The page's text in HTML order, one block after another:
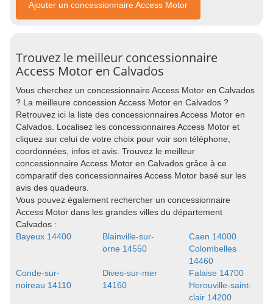
Ajouter un concessionnaire Access Motor
Trouvez le meilleur concessionnaire
Access Motor en Calvados
Vous cherchez un concessionnaire Access Motor en Calvados
? La meilleure concession Access Motor en Calvados ?
Retrouvez ici la liste des concessionnaires Access Motor en
Calvados. Localisez les concessionnaires Access Motor et
cliquez sur celui de votre choix pour voir son téléphone,
coordonnées, infos et avis. Trouvez le meilleur
concessionnaire Access Motor en Calvados grâce à ce
comparatif des concessionnaires Access Motor basé sur les
avis des quadeurs.
Vous pouvez également rechercher un concessionnaire
Access Motor dans les grandes villes du département
Calvados :
Bayeux 14400
Blainville-sur-
orne 14550
Caen 14000
Colombelles
14460
Conde-sur-
noireau 14110
Dives-sur-mer
14160
Falaise 14700
Herouville-saint-
clair 14200